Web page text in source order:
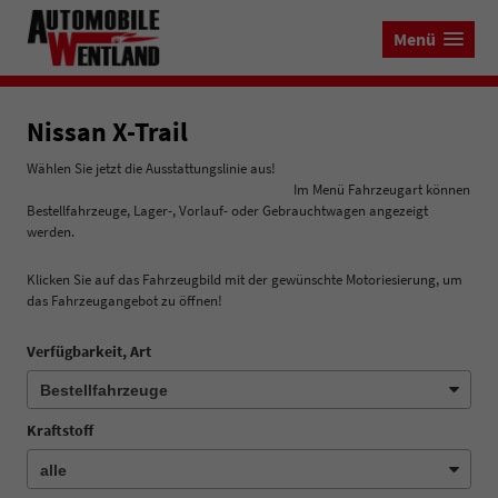
Menü
Nissan X-Trail
Wählen Sie jetzt die Ausstattungslinie aus!
Im Menü Fahrzeugart können
Bestellfahrzeuge, Lager-, Vorlauf- oder Gebrauchtwagen angezeigt
werden.
Klicken Sie auf das Fahrzeugbild mit der gewünschte Motoriesierung, um
das Fahrzeugangebot zu öffnen!
Verfügbarkeit, Art
Kraftstoff